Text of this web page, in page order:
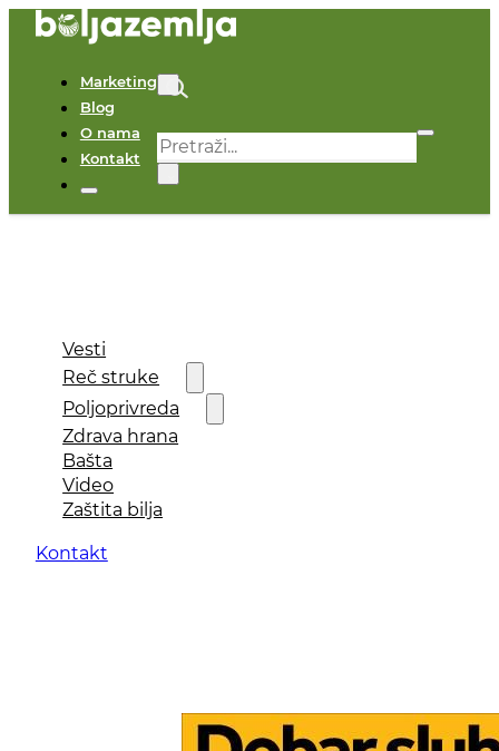
Marketing
Blog
O nama
Kontakt
Pretraga
Vesti
Reč struke
Poljoprivreda
Zdrava hrana
Bašta
Video
Zaštita bilja
Kontakt